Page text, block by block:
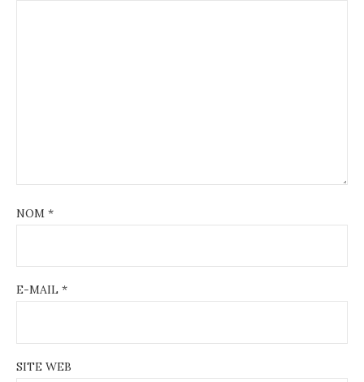
NOM *
E-MAIL *
SITE WEB